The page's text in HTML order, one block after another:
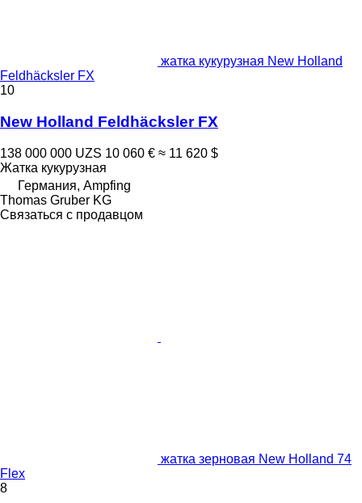
жатка кукурузная New Holland
Feldhäcksler FX
10
New Holland Feldhäcksler FX
138 000 000 UZS 10 060 € ≈ 11 620 $
Жатка кукурузная
Германия, Ampfing
Thomas Gruber KG
Связаться с продавцом
жатка зерновая New Holland 74
Flex
8